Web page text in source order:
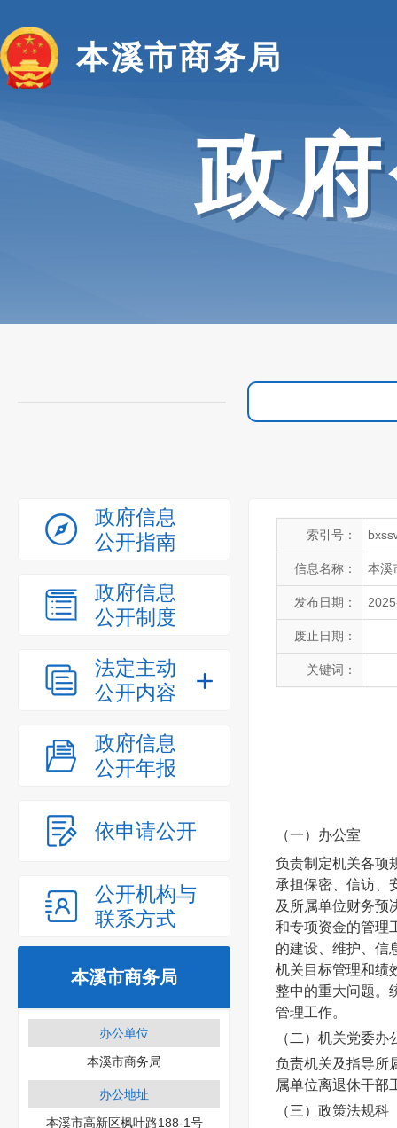
本溪市商务局
政
政府信息
公开指南
政府信息
公开制度
法定主动
公开内容
政府信息
公开年报
依申请公开
公开机构与
联系方式
本溪市商务局
办公单位
本溪市商务局
办公地址
本溪市高新区枫叶路188-1号
索引号：
信息名称： 本溪
发布日期：
废止日期：
关键词：
（一）办公室
负责制定机关各项
承担保密、信访、
及所属单位财务预
和专项资金的管理
的建设、维护、信
机关目标管理和绩
整中的重大问题。
管理工作。
（二） 机关党委办
负责机关及指导所
属单位离退休干部
（三）政策法规科